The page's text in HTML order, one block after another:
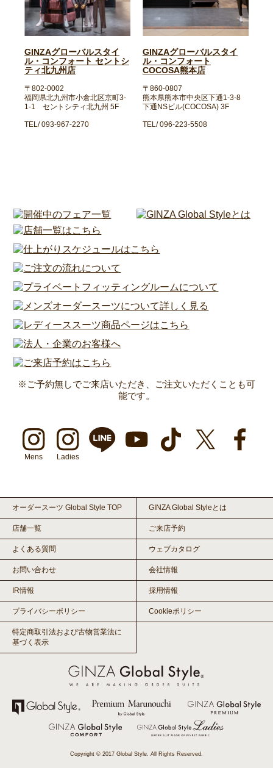
GINZAグローバルスタイ
ル・コンフォート セントシ
ティ北九州店
〒802-0002
福岡県北九州市小倉北区京町3-
1-1 セントシティ北九州 5F
TEL/ 093-967-2270
GINZAグローバルスタイ
ル・コンフォート
COCOSA熊本店
〒860-0807
熊本県熊本市中央区下通1-3-8
下通NSビル(COCOSA) 3F
TEL/ 096-223-5508
※ご予約無しでご来店いただき、ご注文いただくことも可
能です。
Mens Ladies
オーダースーツ Global Style TOP GINZA Global Styleとは
店舗一覧 ご来店予約
よくある質問 ウェブカタログ
お問い合わせ 会社情報
IR情報 採用情報
プライバシーポリシー Cookieポリシー
特定商取引法および古物営業法に
基づく表示
Copyright © 2017 Global Style. All Rights Reserved.